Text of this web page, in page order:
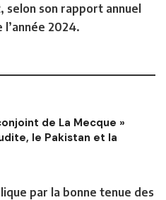
selon son rapport annuel
2024.
de La Mecque »
le Pakistan et la
par la bonne tenue des